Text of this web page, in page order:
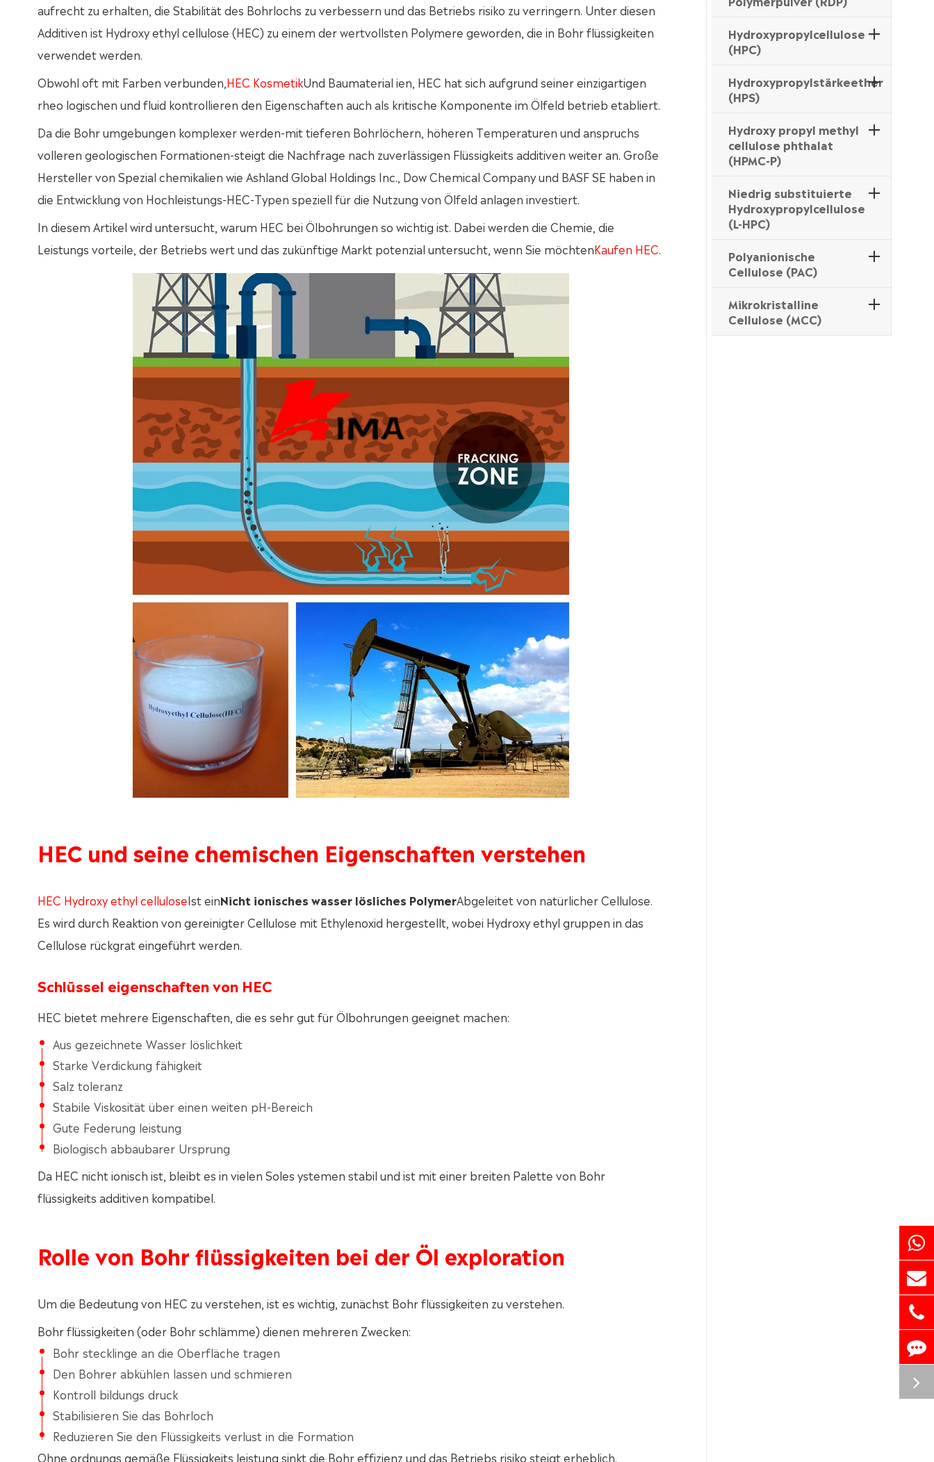
aufrecht zu erhalten, die Stabilität des Bohrlochs zu verbessern und das Betriebs risiko zu verringern. Unter diesen
Additiven ist Hydroxy ethyl cellulose (HEC) zu einem der wertvollsten Polymere geworden, die in Bohr flüssigkeiten
verwendet werden.
Obwohl oft mit Farben verbunden,HEC KosmetikUnd Baumaterial ien, HEC hat sich aufgrund seiner einzigartigen
rheo logischen und fluid kontrollieren den Eigenschaften auch als kritische Komponente im Ölfeld betrieb etabliert.
Da die Bohr umgebungen komplexer werden-mit tieferen Bohrlöchern, höheren Temperaturen und anspruchs
volleren geologischen Formationen-steigt die Nachfrage nach zuverlässigen Flüssigkeits additiven weiter an. Große
Hersteller von Spezial chemikalien wie Ashland Global Holdings Inc., Dow Chemical Company und BASF SE haben in
die Entwicklung von Hochleistungs-HEC-Typen speziell für die Nutzung von Ölfeld anlagen investiert.
In diesem Artikel wird untersucht, warum HEC bei Ölbohrungen so wichtig ist. Dabei werden die Chemie, die
Leistungs vorteile, der Betriebs wert und das zukünftige Markt potenzial untersucht, wenn Sie möchtenKaufen HEC.
HEC und seine chemischen Eigenschaften verstehen
HEC Hydroxy ethyl celluloseIst einNicht ionisches wasser lösliches PolymerAbgeleitet von natürlicher Cellulose.
Es wird durch Reaktion von gereinigter Cellulose mit Ethylenoxid hergestellt, wobei Hydroxy ethyl gruppen in das
Cellulose rückgrat eingeführt werden.
Schlüssel eigenschaften von HEC
HEC bietet mehrere Eigenschaften, die es sehr gut für Ölbohrungen geeignet machen:
Aus gezeichnete Wasser löslichkeit
Starke Verdickung fähigkeit
Salz toleranz
Stabile Viskosität über einen weiten pH-Bereich
Gute Federung leistung
Biologisch abbaubarer Ursprung
Da HEC nicht ionisch ist, bleibt es in vielen Soles ystemen stabil und ist mit einer breiten Palette von Bohr
flüssigkeits additiven kompatibel.
Rolle von Bohr flüssigkeiten bei der Öl exploration
Um die Bedeutung von HEC zu verstehen, ist es wichtig, zunächst Bohr flüssigkeiten zu verstehen.
Bohr flüssigkeiten (oder Bohr schlämme) dienen mehreren Zwecken:
Bohr stecklinge an die Oberfläche tragen
Den Bohrer abkühlen lassen und schmieren
Kontroll bildungs druck
Stabilisieren Sie das Bohrloch
Reduzieren Sie den Flüssigkeits verlust in die Formation
Ohne ordnungs gemäße Flüssigkeits leistung sinkt die Bohr effizienz und das Betriebs risiko steigt erheblich.
Hydroxypropylcellulose
(HPC)
Hydroxypropylstärkeether
(HPS)
Hydroxy propyl methyl
cellulose phthalat
(HPMC-P)
Niedrig substituierte
Hydroxypropylcellulose
(L-HPC)
Polyanionische
Cellulose (PAC)
Mikrokristalline
Cellulose (MCC)